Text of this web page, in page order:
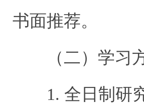
书面推荐。
（二）学习
1. 全日制研